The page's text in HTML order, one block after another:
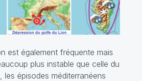
est également fréquente mais
plus instable que celle du
les épisodes méditerranéens